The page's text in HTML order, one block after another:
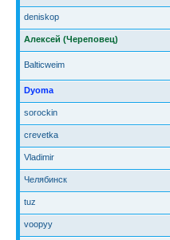
deniskop
Алексей (Череповец)
Balticweim
Dyoma
sorockin
crevetka
Vladimir
Челябинск
tuz
voopyy